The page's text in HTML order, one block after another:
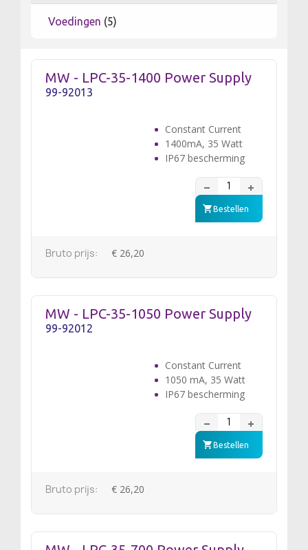
Voedingen (5)
MW - LPC-35-1400 Power Supply
99-92013
Constant Current
1400mA, 35 Watt
IP67 bescherming
Bestellen
Bruto prijs: € 26,20
MW - LPC-35-1050 Power Supply
99-92012
Constant Current
1050 mA, 35 Watt
IP67 bescherming
Bestellen
Bruto prijs: € 26,20